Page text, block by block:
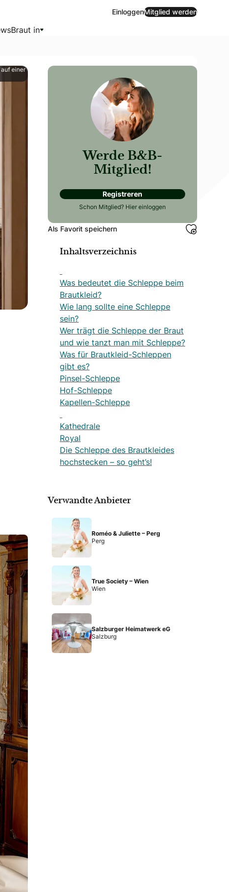
EinloggenMitglied werden
Braut in
Für alle, die diesen Traum am
einer
Werde B&B-
Mitglied!
Registreren
Schon Mitglied? Hier einloggen
Als Favorit speichern
Inhaltsverzeichnis
Was bedeutet die Schleppe beim
Brautkleid?
Wie lang sollte eine Schleppe
sein?
Wer trägt die Schleppe der Braut
und wie tanzt man mit Schleppe?
Was für Brautkleid-Schleppen
gibt es?
Pinsel-Schleppe
Hof-Schleppe
Kapellen-Schleppe
Kathedrale
Royal
Die Schleppe des Brautkleides
hochstecken – so geht’s!
Verwandte Anbieter
Roméo & Juliette – Perg
Perg
True Society – Wien
Wien
Salzburger Heimatwerk eG
Salzburg